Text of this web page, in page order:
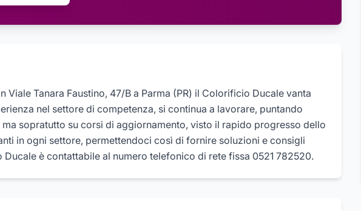
Viale Tanara Faustino, 47/B a Parma (PR) il Colorificio Ducale vanta
nel settore di competenza, si continua a lavorare, puntando
sopratutto su corsi di aggiornamento, visto il rapido progresso dello
in ogni settore, permettendoci così di fornire soluzioni e consigli
è contattabile al numero telefonico di rete fissa 0521 782520.